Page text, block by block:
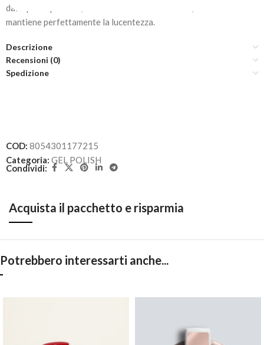
dalla prima passata, di media viscosità. Non cola, non scivola e
mantiene perfettamente la lucentezza.
Descrizione
Recensioni (0)
Spedizione
COD: 8054301177215
Categoria: GEL POLISH
Condividi:
Acquista il pacchetto e risparmia
Potrebbero interessarti anche...